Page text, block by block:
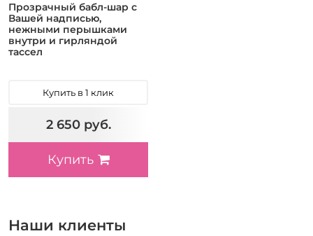
Прозрачный бабл-шар с
Вашей надписью,
нежными перышками
внутри и гирляндой
тассел
Купить в 1 клик
2 650 руб.
Купить
Наши клиенты